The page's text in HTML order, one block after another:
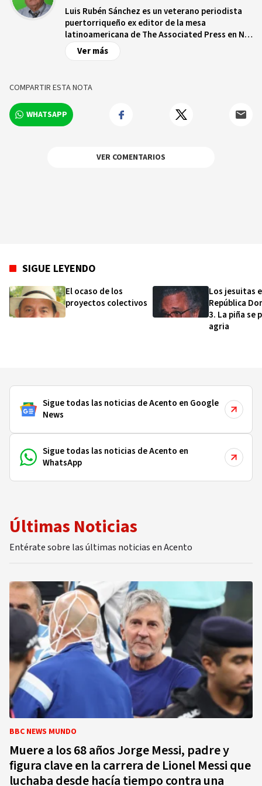
Luis Rubén Sánchez es un veterano periodista
puertorriqueño ex editor de la mesa
latinoamericana de The Associated Press en N.Y.
Actualmente preside las emisoras de radio y
televisión digital Boricuatv y
Ver más
COMPARTIR ESTA NOTA
WHATSAPP
VER COMENTARIOS
SIGUE LEYENDO
El ocaso de los
proyectos colectivos
Los jesuitas
República
3. La piña se
agria
Sigue todas las noticias de Acento en Google
News
Sigue todas las noticias de Acento en
WhatsApp